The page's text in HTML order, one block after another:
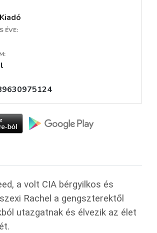
ÉVE:
a volt CIA bérgyilkos és
Rachel a gengszterektől
utazgatnak és élvezik az élet